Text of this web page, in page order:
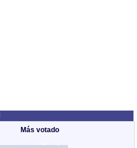
Más votado